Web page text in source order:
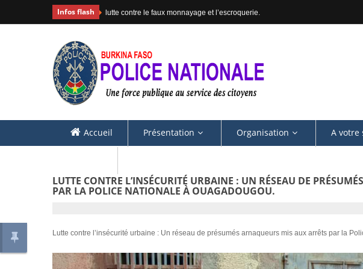
Infos flash
monnayage et l’escroquerie. #COMMUNIQUE
Accueil Présentation Organisation A votre
LUTTE CONTRE L’INSÉCURITÉ URBAINE : UN RÉSEAU DE
PAR LA POLICE NATIONALE À OUAGADOUGOU.
Lutte contre l’insécurité urbaine : Un réseau de présumés arnaqueurs mis aux arrêts par la